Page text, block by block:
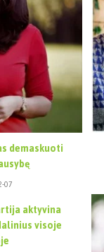
demaskuoti
07
aktyvina
visoje